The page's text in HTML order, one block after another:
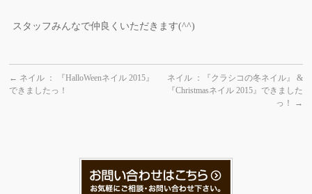
スタッフみんなで仲良くいただきます(^^)
← ネイル ： 『HalloWeenネイル 2015』
できましたっ！
ネイル ：『クラシコの冬ネイル』 &
『Christmasネイル 2015』できました
っ！
→